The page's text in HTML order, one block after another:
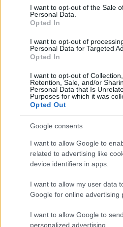
consent section.
I want to opt-out of the Sale
Personal Data.
Opted In
I want to opt-out of
Personal Data for Targeted
Opted In
I want to opt-out of Collection,
Retention, Sale, and/or
Personal Data that Is
Purposes for which it was
Opted Out
Google consents
I want to allow Google to
related to advertising like
device identifiers in apps.
I want to allow my user data
Google for online advertising
I want to allow Google to
personalized advertising.
CIMKÉK Bahrein BMW KK
Előző cikk